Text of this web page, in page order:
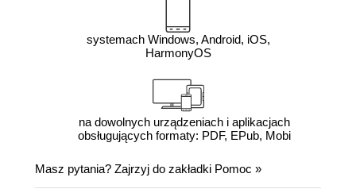
systemach Windows, Android, iOS,
HarmonyOS
na dowolnych urządzeniach i aplikacjach
obsługujących formaty: PDF, EPub, Mobi
Masz pytania? Zajrzyj do zakładki Pomoc »